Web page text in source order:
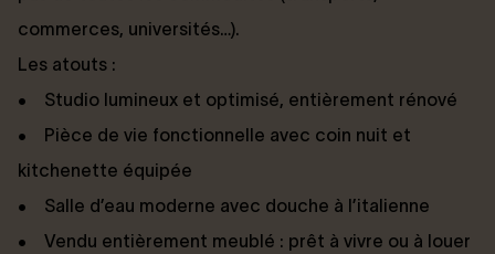
commerces, universités…).
Les atouts :
• Studio lumineux et optimisé, entièrement rénové
• Pièce de vie fonctionnelle avec coin nuit et
kitchenette équipée
• Salle d’eau moderne avec douche à l’italienne
• Vendu entièrement meublé : prêt à vivre ou à louer